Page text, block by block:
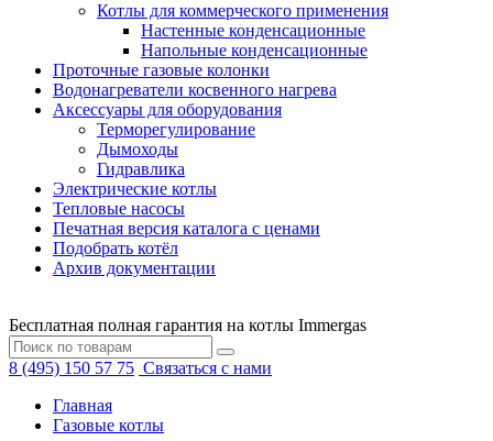
Котлы для коммерческого применения
Настенные конденсационные
Напольные конденсационные
Проточные газовые колонки
Водонагреватели косвенного нагрева
Аксессуары для оборудования
Терморегулирование
Дымоходы
Гидравлика
Электрические котлы
Тепловые насосы
Печатная версия каталога с ценами
Подобрать котёл
Архив документации
Бесплатная полная гарантия на котлы Immergas
8 (495) 150 57 75 Связаться с нами
Главная
Газовые котлы